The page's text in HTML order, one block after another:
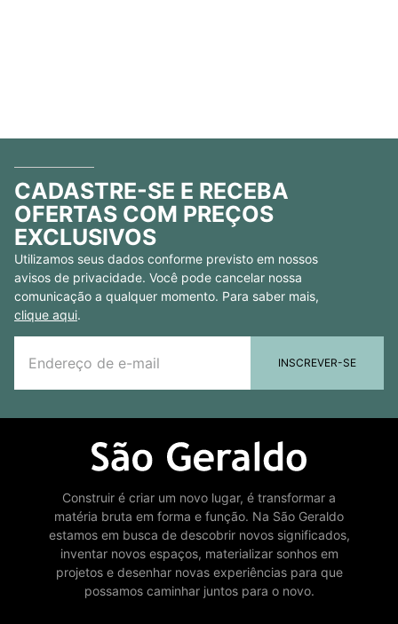
CADASTRE-SE E RECEBA
OFERTAS COM PREÇOS
EXCLUSIVOS
Utilizamos seus dados conforme previsto em nossos
avisos de privacidade. Você pode cancelar nossa
comunicação a qualquer momento. Para saber mais,
clique aqui.
INSCREVER-SE
Construir é criar um novo lugar, é transformar a
matéria bruta em forma e função. Na São Geraldo
estamos em busca de descobrir novos significados,
inventar novos espaços, materializar sonhos em
projetos e desenhar novas experiências para que
possamos caminhar juntos para o novo.